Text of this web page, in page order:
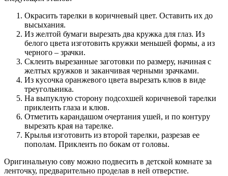
Окрасить тарелки в коричневый цвет. Оставить их до
высыхания.
Из желтой бумаги вырезать два кружка для глаз. Из
белого цвета изготовить кружки меньшей формы, а из
черного – зрачки.
Склеить вырезанные заготовки по размеру, начиная с
желтых кружков и заканчивая черными зрачками.
Из кусочка оранжевого цвета вырезать клюв в виде
треугольника.
На выпуклую сторону подсохшей коричневой тарелки
приклеить глаза и клюв.
Отметить карандашом очертания ушей, и по контуру
вырезать края на тарелке.
Крылья изготовить из второй тарелки, разрезав ее
пополам. Приклеить по бокам от головы.
Оригинальную сову можно подвесить в детской комнате за
ленточку, предварительно проделав в ней отверстие.